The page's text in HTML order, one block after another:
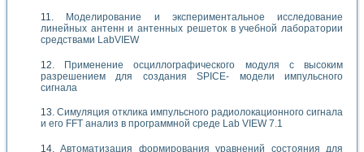
Моделирование и экспериментальное исследование
линейных антенн и антенных решеток в учебной лаборатории
средствами LabVIEW
Применение осциллографического модуля с высоким
разрешением для создания SPICE- модели импульсного
сигнала
Симуляция отклика импульсного радиолокационного сигнала
и его FFT анализ в программной среде Lab VIEW 7.1
Автоматизация формирования уравнений состояния для